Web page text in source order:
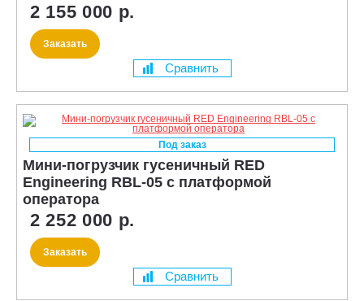
2 155 000 р.
Заказать
Сравнить
Под заказ
Мини-погрузчик гусеничный RED
Engineering RBL-05 с платформой
оператора
2 252 000 р.
Заказать
Сравнить